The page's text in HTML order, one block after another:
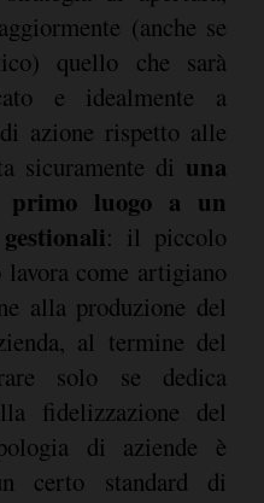
(anche se
quello che sarà
e idealmente a
azione rispetto alle
sicuramente di una
primo luogo a un
: il piccolo
come artigiano
alla produzione del
al termine del
solo se dedica
fidelizzazione del
di aziende è
certo standard di